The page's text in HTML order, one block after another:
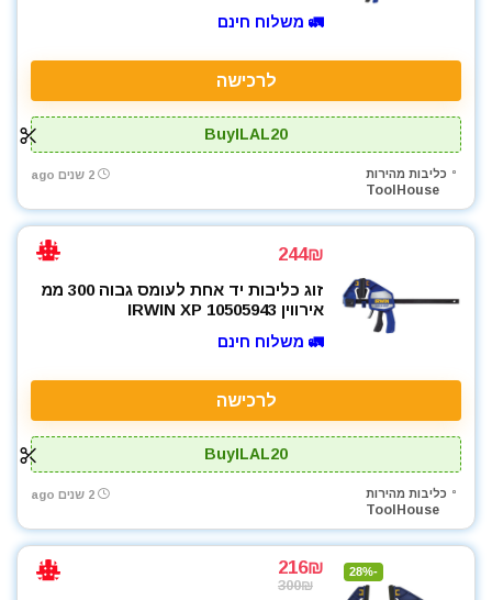
🚛 משלוח חינם
לרכישה
BuyILAL20
כליבות מהירות
ToolHouse
2 שנים ago
244₪
זוג כליבות יד אחת לעומס גבוה 300 ממ
אירווין IRWIN XP 10505943
🚛 משלוח חינם
לרכישה
BuyILAL20
כליבות מהירות
ToolHouse
2 שנים ago
-28%
216₪
300₪